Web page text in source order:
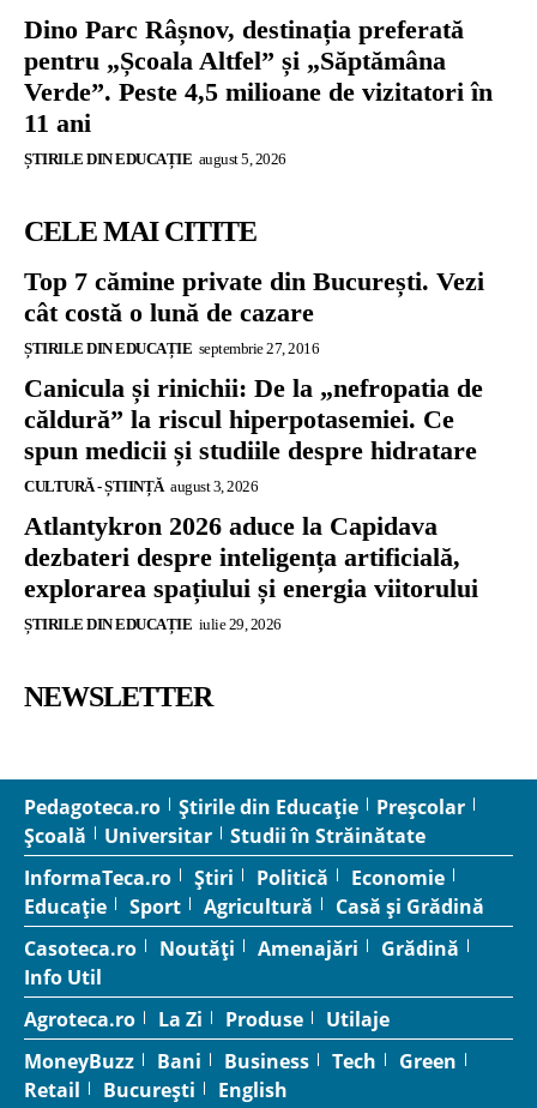
Dino Parc Râșnov, destinația preferată
pentru „Școala Altfel” și „Săptămâna
Verde”. Peste 4,5 milioane de vizitatori în
11 ani
ȘTIRILE DIN EDUCAȚIE august 5, 2026
CELE MAI CITITE
Top 7 cămine private din București. Vezi
cât costă o lună de cazare
ȘTIRILE DIN EDUCAȚIE septembrie 27, 2016
Canicula și rinichii: De la „nefropatia de
căldură” la riscul hiperpotasemiei. Ce
spun medicii și studiile despre hidratare
CULTURĂ - ȘTIINȚĂ august 3, 2026
Atlantykron 2026 aduce la Capidava
dezbateri despre inteligența artificială,
explorarea spațiului și energia viitorului
ȘTIRILE DIN EDUCAȚIE iulie 29, 2026
NEWSLETTER
Pedagoteca.ro Știrile din Educație
Preșcolar
Școală
Universitar
Studii în Străinătate
InformaTeca.ro
Știri Politică
Economie
Educație
Sport Agricultură
Casă și Grădină
Casoteca.ro
Noutăți Amenajări
Grădină
Info Util
Agroteca.ro
La Zi Produse
Utilaje
MoneyBuzz
Bani Business Tech
Green
Retail
București English